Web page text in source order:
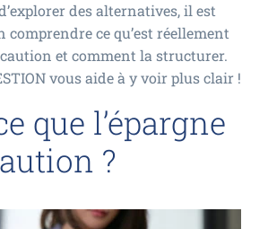
des alternatives, il est
comprendre ce qu’est réellement
et comment la structurer.
vous aide à y voir plus clair !
que l’épargne
?